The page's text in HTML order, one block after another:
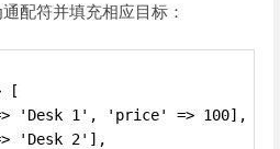
配符并填充相应目标：
[
'Desk 1', 'price' => 100],
'Desk 2'],